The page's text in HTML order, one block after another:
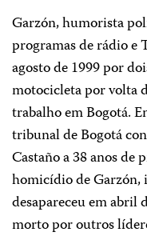
Garzón, humorista
programas de rádio e
agosto de 1999 por
motocicleta por volta
trabalho em Bogotá.
tribunal de Bogotá
Castaño a 38 anos de
homicídio de
desapareceu em abril
morto por outros